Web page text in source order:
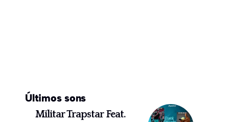
Últimos sons
Militar Trapstar Feat.